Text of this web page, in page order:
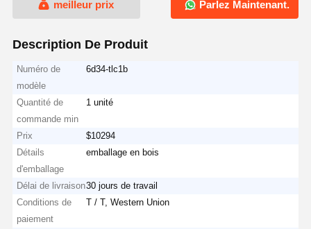
meilleur prix Parlez Maintenant.
Description De Produit
Numéro de
modèle
6d34-tlc1b
Quantité de
commande min
1 unité
Prix
$10294
Détails
d'emballage
emballage en bois
Délai de livraison30 jours de travail
Conditions de
paiement
T / T, Western Union